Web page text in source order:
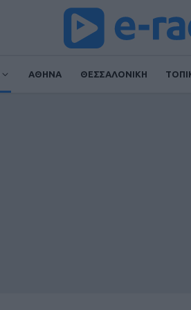
ΑΘΗΝΑ ΘΕΣΣΑΛΟΝΙΚΗ